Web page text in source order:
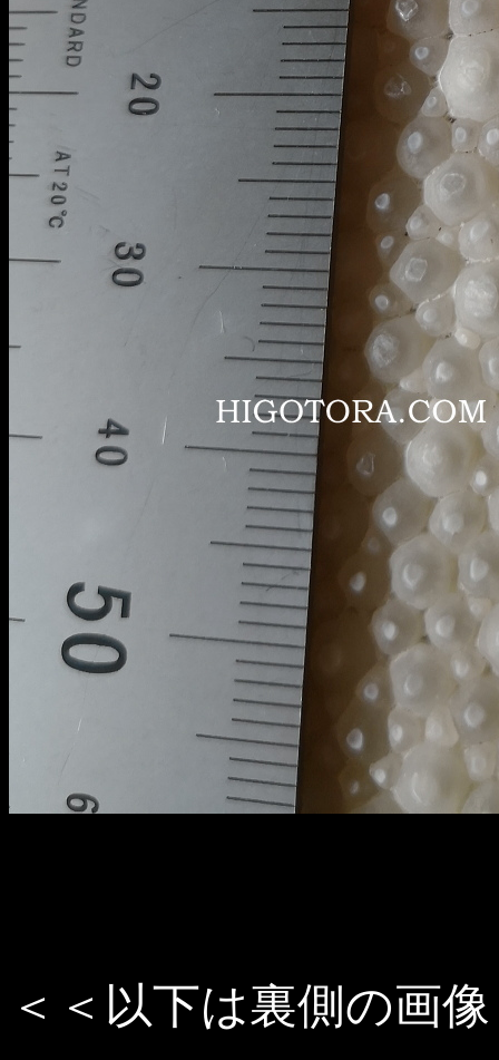
＜＜以下は裏側の画